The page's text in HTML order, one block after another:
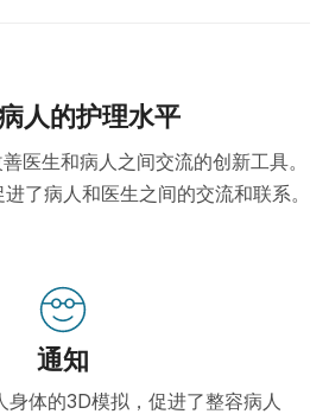
人的护理水平
医生和病人之间交流的创新工具。
了病人和医生之间的交流和联系。
通知
体的3D模拟，促进了整容病人